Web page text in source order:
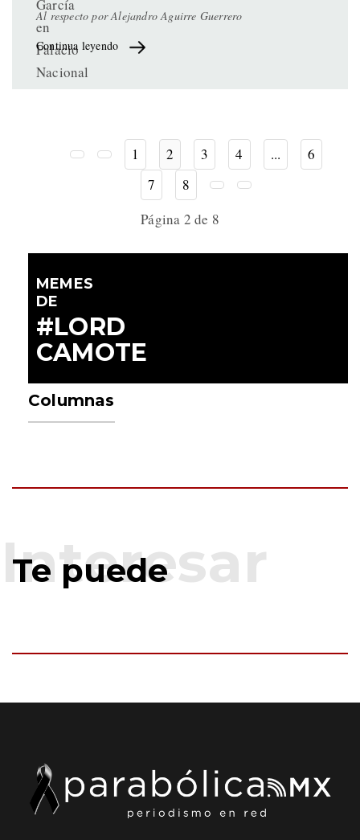
Al respecto por Alejandro Aguirre Guerrero
Continua leyendo
1 2 3 4 ...
6
7
8
Página 2 de 8
MEMES
DE
#LORD
CAMOTE
Columnas
Te puede